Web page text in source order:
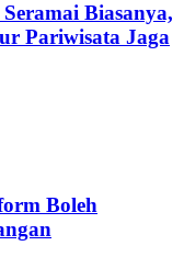
Biasanya,
Pariwisata Jaga
Boleh